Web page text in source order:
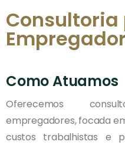
Consultoria
Como Atuamos
Oferecemos
empregadores, focada
custos trabalhistas e